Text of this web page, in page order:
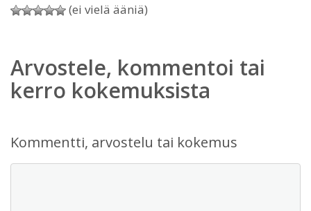
(ei vielä ääniä)
Arvostele, kommentoi tai
kerro kokemuksista
Kommentti, arvostelu tai kokemus